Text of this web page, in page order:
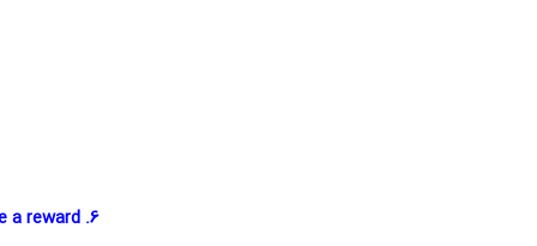
6. Except such as believe and do righteous deeds: For they shall have a reward